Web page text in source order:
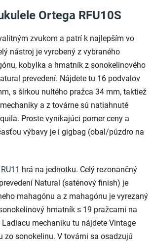
Ortega RFU10S
zvukom a patrí k najlepším vo
nástroj je vyrobený z vybraného
kobylka a hmatník z sonokelinového
prevedení. Nájdete tu 16 podvalov
s šírkou nultého pražca 34 mm, taktiež
a z továrne sú natiahnuté
Proste vynikajúci pomer ceny a
výbavy je i gigbag (obal/púzdro na
hrá na jednotku. Celý rezonančný
Natural (saténový finish) je
mahagónu a z mahagónu je vyrezaný
hmatník s 19 pražcami na
mechaniku tu nájdete Vintage
zo sonokelinu. V továrni sa osadzujú